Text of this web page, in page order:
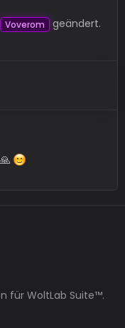
Voverom geändert.
für WoltLab Suite™.